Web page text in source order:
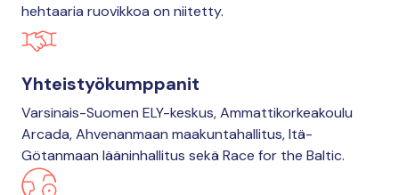
hehtaaria ruovikkoa on niitetty.
Yhteistyökumppanit
Varsinais-Suomen ELY-keskus, Ammattikorkeakoulu
Arcada, Ahvenanmaan maakuntahallitus, Itä-
Götanmaan lääninhallitus sekä Race for the Baltic.